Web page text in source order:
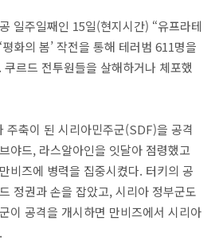
일주일째인 15일(현지시간) “유프라테
화의 봄’ 작전을 통해 테러범 611명을
르드 전투원들을 살해하거나 체포했
주축이 된 시리아민주군(SDF)을 공격
야드, 라스알아인을 잇달아 점령했고
비즈에 병력을 집중시켰다. 터키의 공
정권과 손을 잡았고, 시리아 정부군도
이 공격을 개시하면 만비즈에서 시리아